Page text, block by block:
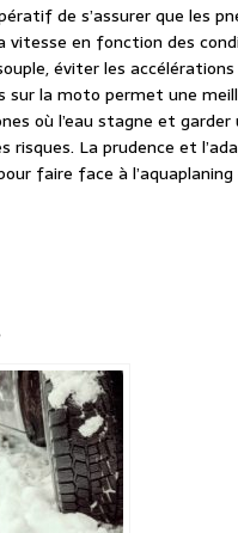
de s’assurer que les
vitesse en fonction des
éviter les accélérations
sur la moto permet une
où l’eau stagne et garder
La prudence et
faire face à